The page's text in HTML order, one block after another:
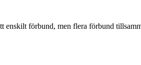
enskilt förbund, men flera förbund